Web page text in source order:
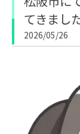
てきまし
2026/05/26